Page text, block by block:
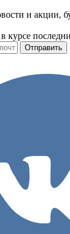
и акции,
курсе